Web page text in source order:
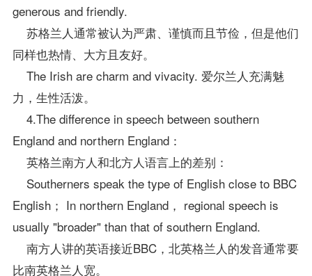
generous and friendly.
苏格兰人通常被认为严肃、谨慎而且节俭，但是他们
同样也热情、大方且友好。
The Irish are charm and vivacity. 爱尔兰人充满魅
力，生性活泼。
4.The difference in speech between southern
England and northern England：
英格兰南方人和北方人语言上的差别：
Southerners speak the type of English close to BBC
English； In northern England， regional speech is
usually "broader" than that of southern England.
南方人讲的英语接近BBC，北英格兰人的发音通常要
比南英格兰人宽。